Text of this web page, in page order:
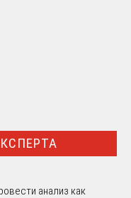
анализ как